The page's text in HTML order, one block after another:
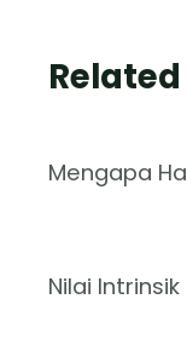
Mengapa
Nilai